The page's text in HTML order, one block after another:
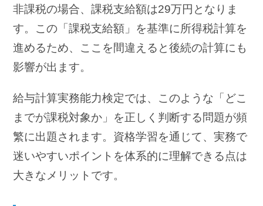
非課税の場合、課税支給額は29万円となりま
す。この「課税支給額」を基準に所得税計算を
進めるため、ここを間違えると後続の計算にも
影響が出ます。
給与計算実務能力検定では、このような「どこ
までが課税対象か」を正しく判断する問題が頻
繁に出題されます。資格学習を通じて、実務で
迷いやすいポイントを体系的に理解できる点は
大きなメリットです。